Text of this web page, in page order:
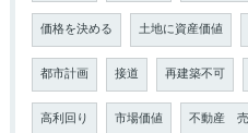
価格を決める 土地に資産価値
都市計画 接道 再建築不可
高利回り 市場価値 不動産